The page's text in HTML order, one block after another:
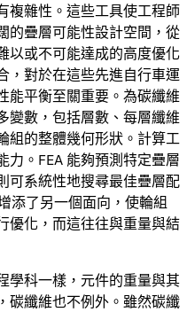
複雜性。這些工具使工程師
的疊層可能性設計空間，從
以或不可能達成的高度優化
，對於在這些先進自行車運
能平衡至關重要。為碳纖維
變數，包括層數、每層纖維
組的整體幾何形狀。計算工
力。FEA 能夠預測特定疊層
可系統性地搜尋最佳疊層配
添了另一個面向，使輪組
優化，而這往往與重量與結
學科一樣，元件的重量與其
碳纖維也不例外。雖然碳纖